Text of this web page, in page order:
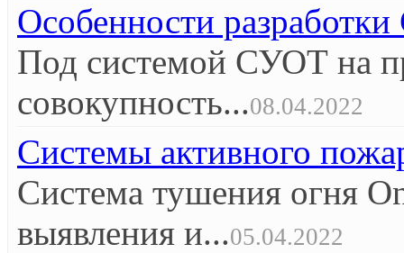
Особенности
Под системой СУОТ на
совокупность...08.04.2022
Системы активного
Система тушения огня
выявления и...05.04.2022